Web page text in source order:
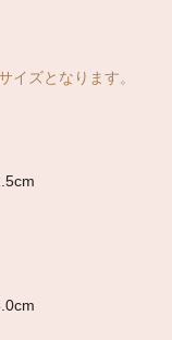
となります。